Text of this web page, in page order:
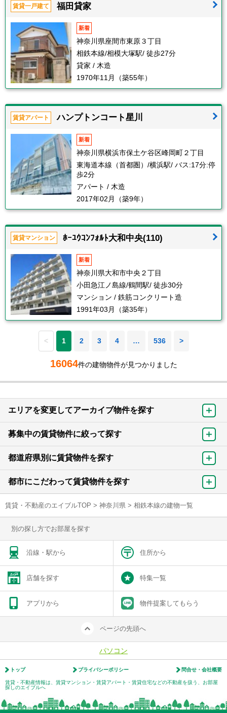
賃貸一戸建て 福田貸家
新着
神奈川県座間市東原３丁目
相鉄本線/相模大塚駅/ 徒歩27分
貸家 / 木造
1970年11月（築55年）
賃貸アパート ハンプトンコート星川
新着
神奈川県横浜市保土ケ谷区峰岡町２丁目
東海道本線（首都圏）/横浜駅/ バス:17分:停
歩2分
アパート / 木造
2017年02月（築9年）
賃貸マンション ﾎｰﾕｳｺﾝﾌｫﾙﾄ大和中央(110)
新着
神奈川県大和市中央２丁目
小田急江ノ島線/鶴間駅/ 徒歩30分
マンション / 鉄筋コンクリート造
1991年03月（築35年）
< 1 2 3 4 … 536 >
16064件の建物物件が見つかりました
エリアを変更してアーカイブ物件を探す
募集中の賃貸物件に絞って探す
都道府県別に賃貸物件を探す
都市にこだわって賃貸物件を探す
賃貸・不動産のエイブルTOP > 神奈川県 > 相鉄本線の建物一覧
別の探し方でお部屋を探す
沿線・駅から 住所から
店舗を探す 特集一覧
アプリから 物件提案してもらう
ページの先頭へ
パソコン
トップ プライバシーポリシー 問合せ・会社概要
賃貸・不動産情報は、賃貸マンション・賃貸アパート・賃貸住宅などの不動産を扱う、お部屋
探しのエイブルへ